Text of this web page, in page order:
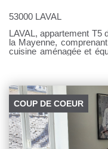
53000 LAVAL
LAVAL, appartement T5
la Mayenne,
cuisine aménagée et
rendez-vous sur notre
candidature" afin de
COUP DE COEUR